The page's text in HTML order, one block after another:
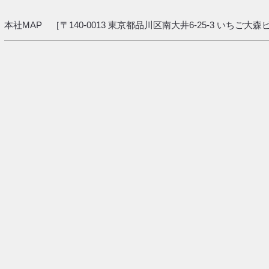
本社MAP ［〒140-0013 東京都品川区南大井6-25-3 いちご大森ビ